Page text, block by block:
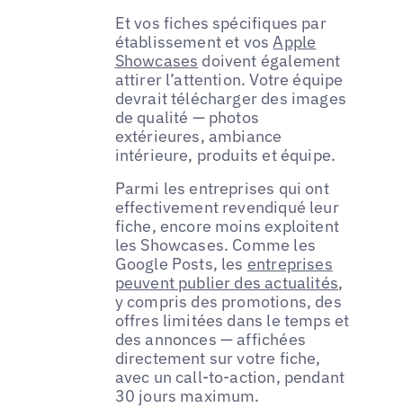
Et vos fiches spécifiques par
établissement et vos Apple
Showcases doivent également
attirer l’attention. Votre équipe
devrait télécharger des images
de qualité — photos
extérieures, ambiance
intérieure, produits et équipe.
Parmi les entreprises qui ont
effectivement revendiqué leur
fiche, encore moins exploitent
les Showcases. Comme les
Google Posts, les entreprises
peuvent publier des actualités,
y compris des promotions, des
offres limitées dans le temps et
des annonces — affichées
directement sur votre fiche,
avec un call-to-action, pendant
30 jours maximum.